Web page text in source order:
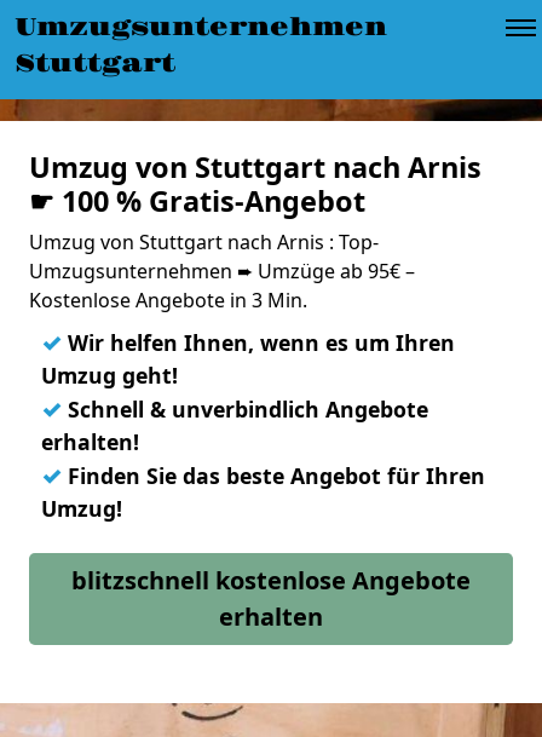
Umzugsunternehmen
Stuttgart
Umzug von Stuttgart nach Arnis
☛ 100 % Gratis-Angebot
Umzug von Stuttgart nach Arnis : Top-
Umzugsunternehmen ➨ Umzüge ab 95€ –
Kostenlose Angebote in 3 Min.
✓ Wir helfen Ihnen, wenn es um Ihren
Umzug geht!
✓ Schnell & unverbindlich Angebote
erhalten!
✓ Finden Sie das beste Angebot für Ihren
Umzug!
blitzschnell kostenlose Angebote
erhalten